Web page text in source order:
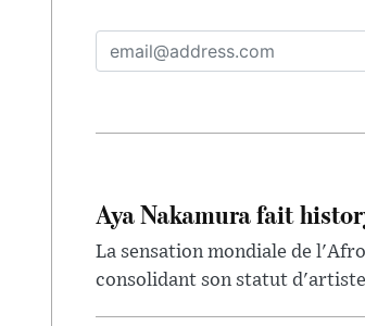
Aya Nakamura fait
La sensation mondiale de
consolidant son statut